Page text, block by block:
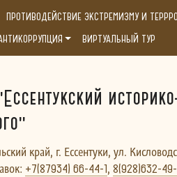
ПРОТИВОДЕЙСТВИЕ ЭКСТРЕМИЗМУ И
ВИРТУАЛЬНЫЙ ТУР
край, г. Ессентуки, ул.
+7(87934) 66-44-1, 8(928)632-